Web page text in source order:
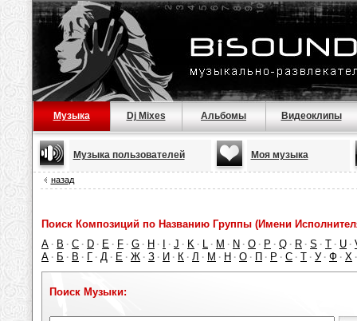
Музыка Dj Mixes Альбомы Видеоклипы
Музыка пользователей Моя музыка
назад
Поиск Композиций по Названию Группы (Имени
A · B · C · D · E · F · G · H · · J · K · L · M · N · O · P · Q · R · S · T · U ·
А · Б · В · Г · Д · Е · Ж · З · И · К · Л · М · Н · О · П · Р · С · Т · У · Ф · Х
Поиск Музыки: